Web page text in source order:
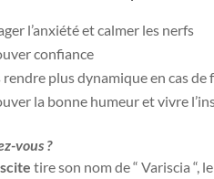
l’anxiété et calmer les nerfs
confiance
rendre plus dynamique en cas de
la bonne humeur et vivre
vous ?
tire son nom de “ Variscia “,